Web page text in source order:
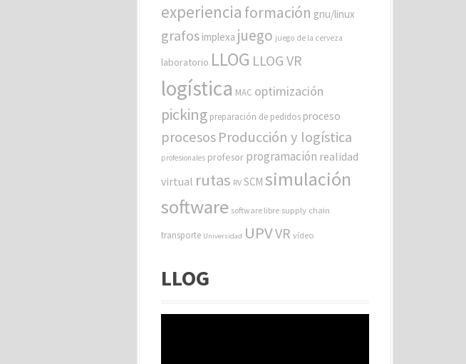
s
experiencia formación gnu/linux
grafos implexa juego juego de la cerveza
laboratorio LLOG LLOG VR
logística MAC optimización
picking preparación de pedidos proceso
procesosProducción y logística
profesionales profesor programación realidad
virtual rutas RV SCM simulación
software software libre supply chain
transporte Universidad UPVVR vídeo
LLOG